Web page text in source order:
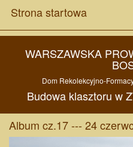
Strona startowa
WARSZAWSKA
Dom Rekolekcyjno-
Budowa klasztoru w
Album cz.17 --- 24